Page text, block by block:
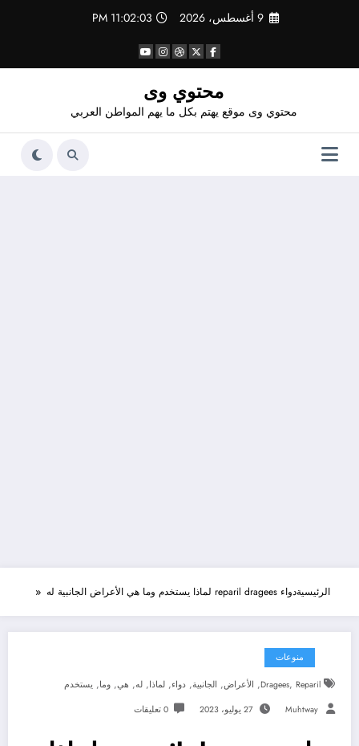
9 أغسطس، 2026 11:02:04 PM
محتوي وى
محتوي وى موقع يهتم بكل ما يهم المواطن العربي
الرئيسيةدواء reparil dragees لماذا يستخدم وما هي الأعراض الجانبية له
منوعات
Dragees,Reparil
, الأعراض, الجانبية, دواء, لماذا, له, هي, وما, يستخدم
Muhtway 27 يوليو، 2023 0 تعليقات